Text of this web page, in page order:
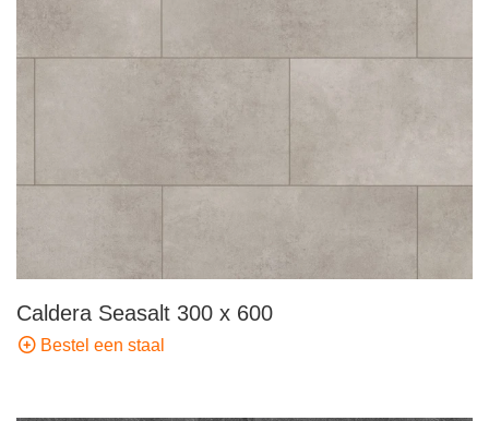
Caldera Seasalt 300 x 600
Bestel een staal